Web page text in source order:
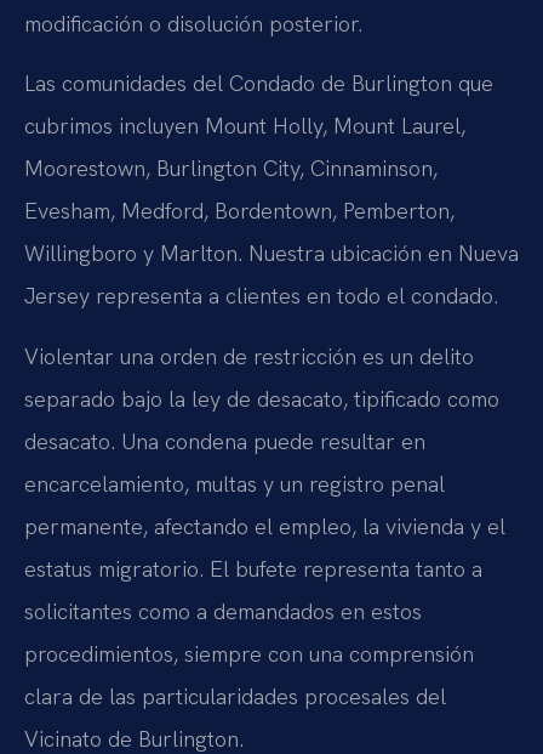
modificación o disolución posterior.
Las comunidades del Condado de Burlington que
cubrimos incluyen Mount Holly, Mount Laurel,
Moorestown, Burlington City, Cinnaminson,
Evesham, Medford, Bordentown, Pemberton,
Willingboro y Marlton. Nuestra ubicación en Nueva
Jersey representa a clientes en todo el condado.
Violentar una orden de restricción es un delito
separado bajo la ley de desacato, tipificado como
desacato. Una condena puede resultar en
encarcelamiento, multas y un registro penal
permanente, afectando el empleo, la vivienda y el
estatus migratorio. El bufete representa tanto a
solicitantes como a demandados en estos
procedimientos, siempre con una comprensión
clara de las particularidades procesales del
Vicinato de Burlington.